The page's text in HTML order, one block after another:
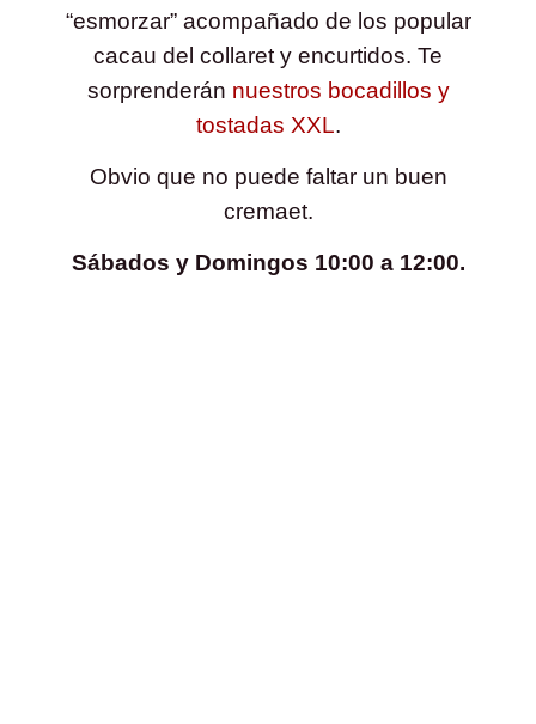
“esmorzar” acompañado de los popular
cacau del collaret y encurtidos. Te
sorprenderán nuestros bocadillos y
tostadas XXL.
Obvio que no puede faltar un buen
cremaet.
Sábados y Domingos 10:00 a 12:00.